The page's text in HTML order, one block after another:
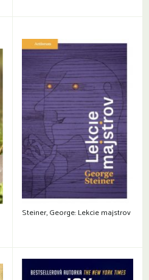
Steiner, George: Lekcie majstrov